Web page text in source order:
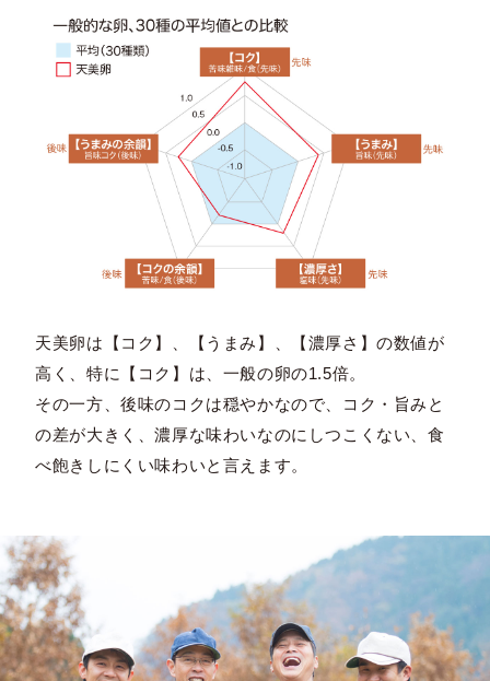
天美卵は【コク】、【うまみ】、【濃厚さ】の数値が
高く、特に【コク】は、一般の卵の1.5倍。
その一方、後味のコクは穏やかなので、コク・旨みと
の差が大きく、濃厚な味わいなのにしつこくない、食
べ飽きしにくい味わいと言えます。